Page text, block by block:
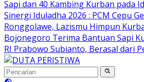
Sapi dan 40 Kambing Kurban pada
Sinergi Iduladha 2026 : PCM Cepu
Ronggolawe, Lazismu Himpun
Bojonegoro Terima Bantuan Sapi
RI Prabowo Subianto, Berasal dari